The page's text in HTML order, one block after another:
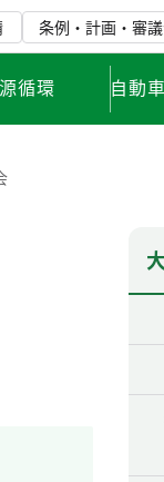
条例・計画・審
循環 自動